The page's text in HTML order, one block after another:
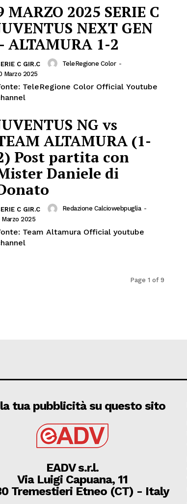
MARZO 2025 SERIE C
NEXT GEN
ALTAMURA 1-2
C GIR.C TeleRegione Color -
Marzo 2025
TeleRegione Color Official Youtube
NG vs
ALTAMURA (1-
Post partita con
Daniele di
C GIR.C Redazione Calciowebpuglia -
Marzo 2025
Team Altamura Official youtube
Page 1 of 9
tua pubblicità su questo sito
EADV s.r.l.
Via Luigi Capuana, 11
Tremestieri Etneo (CT) - Italy